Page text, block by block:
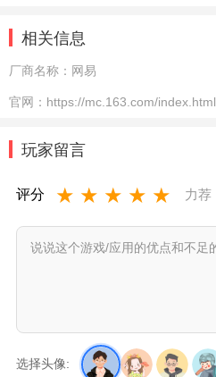
相关信息
厂商名称： 网易
官网： https://mc.163.com/index.html
玩家留言
评分 ★ ★ ★ ★ ★ 力荐
选择头像: